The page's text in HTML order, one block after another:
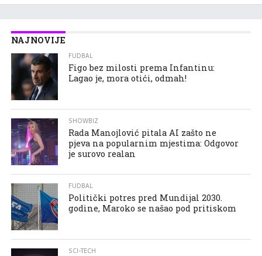
NAJNOVIJE
FUDBAL
Figo bez milosti prema Infantinu:
Lagao je, mora otići, odmah!
SHOWBIZ
Rada Manojlović pitala AI zašto ne
pjeva na popularnim mjestima: Odgovor
je surovo realan
FUDBAL
Politički potres pred Mundijal 2030.
godine, Maroko se našao pod pritiskom
SCI-TECH